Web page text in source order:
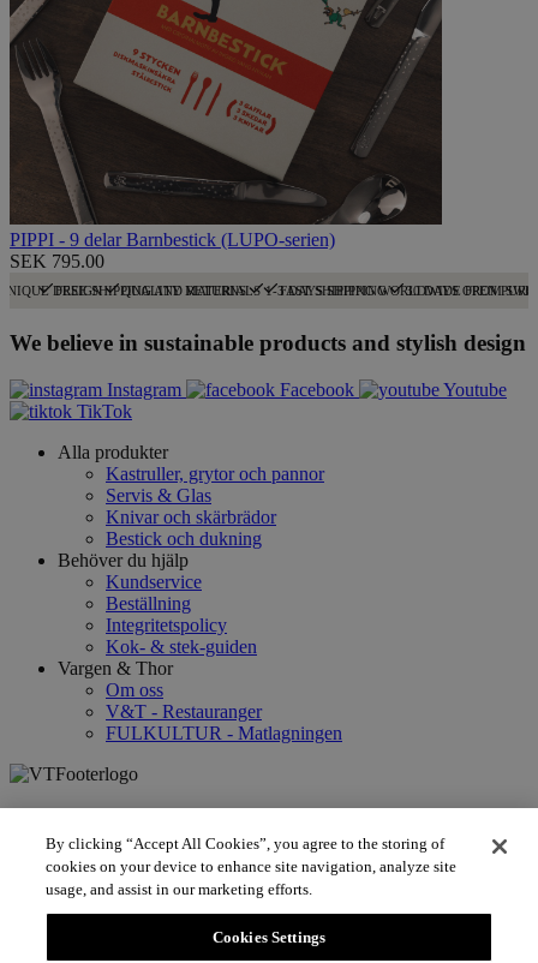
PIPPI - 9 delar Barnbestick (LUPO-serien)
SEK 795.00
DESIGN QUALITY MATERIALS FAST SHIPPING WORLDWIDE FROM
FREE SHIPPING AND RETURNS 1-3 DAYS SHIPPING 30 DAYS OPEN
We believe in sustainable products and stylish design
Instagram Facebook
Youtube
TikTok
Alla produkter
Kastruller, grytor och pannor
Servis & Glas
Knivar och skärbrädor
Bestick och dukning
Behöver du hjälp
Kundservice
Beställning
Integritetspolicy
Kok- & stek-guiden
Vargen & Thor
Om oss
V&T - Restauranger
FULKULTUR - Matlagningen
Vargen och Thor
Lokomobilvägen 2F
13152 Nacka Strand, Sweden
By clicking “Accept All Cookies”, you agree to the storing of
cookies on your device to enhance site navigation, analyze site
usage, and assist in our marketing efforts.
Cookies Settings